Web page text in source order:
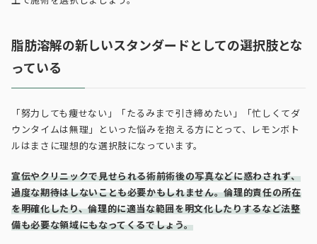
脂肪溶解の新しいスタンダードとしての選択肢とな
っている
「努力しても痩せない」「たるみまで引き締めたい」「忙しくてダ
ウンタイムは無理」といった悩みを抱える方にとって、レモンボト
ルはまさに理想的な選択肢になっています。
宣伝やクリニックで見せられる術前術後の写真などに惑わされず、
過度な期待はしないことも必要かもしれません。倫理的責任の所在
を明確化したり、倫理的に適当な範囲を明文化したりするなど法整
備も必要な領域にもなってくるでしょう。